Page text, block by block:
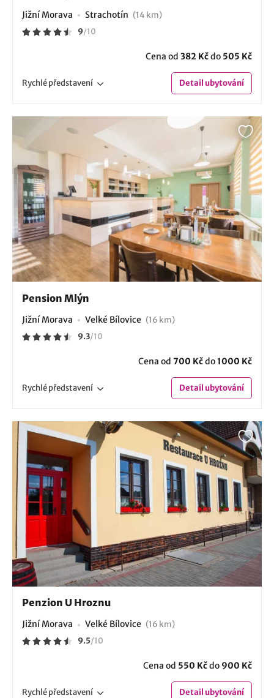
Jižní Morava Strachotín (14 km)
9/10
Cena od 382 Kčdo 505 Kč
Rychlépředstavení Detailubytování
Pension Mlýn
Jižní Morava Velké Bílovice (16 km)
9.3/10
Cena od 700 Kčdo1000 Kč
Rychlépředstavení Detailubytování
Penzion U Hroznu
Jižní Morava Velké Bílovice (16 km)
9.5/10
Cena od 550 Kčdo 900 Kč
Rychlépředstavení Detailubytování